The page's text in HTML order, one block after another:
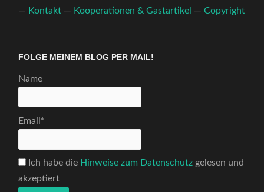
— Kontakt — Kooperationen & Gastartikel —Copyright
FOLGE MEINEM BLOG PER MAIL!
Name
Email*
Ich habe die Hinweise zum Datenschutz gelesen und
akzeptiert